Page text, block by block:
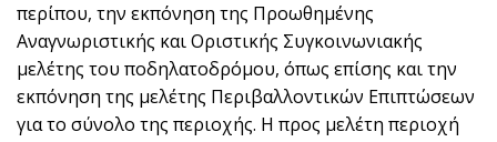
περίπου, την εκπόνηση της Προωθημένης
Αναγνωριστικής και Οριστικής Συγκοινωνιακής
μελέτης του ποδηλατοδρόμου, όπως επίσης και την
εκπόνηση της μελέτης Περιβαλλοντικών Επιπτώσεων
για το σύνολο της περιοχής. Η προς μελέτη περιοχή